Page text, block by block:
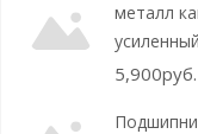
металл
усиленный
5,900руб.